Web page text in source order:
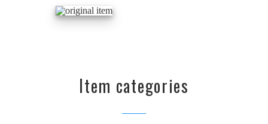
Item categories